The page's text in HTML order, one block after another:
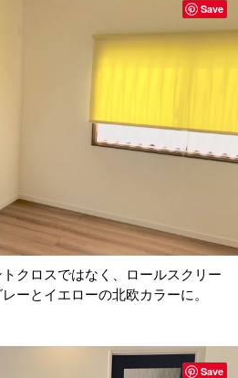
クロスではなく、ロールスクリー
ーとイエローの北欧カラーに。
Save
Save